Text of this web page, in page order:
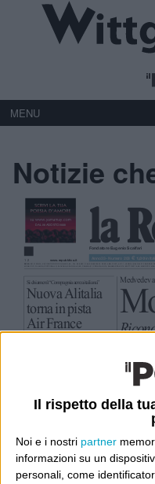
Il rispetto della
Noi e i nostri partner
informazioni su un
personali, come
MENU
Notizie